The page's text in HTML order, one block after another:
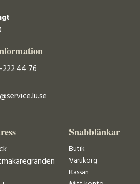
44 76
Snabblänkar
Butik
Varukorg
Kassan